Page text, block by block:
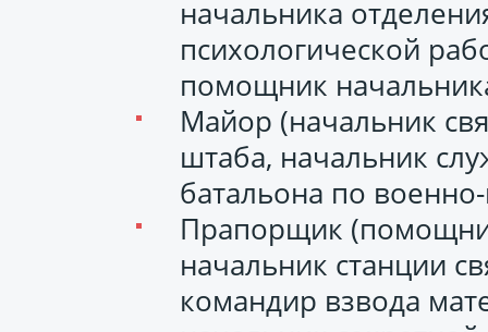
начальника
психологической
помощник
Майор (начальник
штаба, начальник
батальона по
Прапорщик
начальник станции
командир взвода